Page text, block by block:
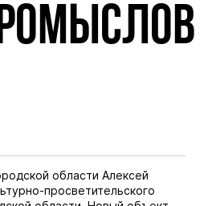
области Алексей
просветительского